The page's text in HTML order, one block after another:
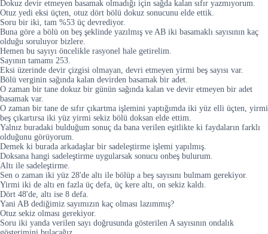
Dokuz devir etmeyen basamak olmadığı için sağda kalan sıfır yazmıyorum.
Otuz yedi eksi üçten, otuz dört bölü dokuz sonucunu elde ettik.
Soru bir iki, tam %53 üç devrediyor.
Buna göre a bölü on beş şeklinde yazılmış ve AB iki basamaklı sayısının kaç
olduğu soruluyor bizlere.
Hemen bu sayıyı öncelikle rasyonel hale getirelim.
Sayının tamamı 253.
Eksi üzerinde devir çizgisi olmayan, devri etmeyen yirmi beş sayısı var.
Bölü verginin sağında kalan devirden basamak bir adet.
O zaman bir tane dokuz bir günün sağında kalan ve devir etmeyen bir adet
basamak var.
O zaman bir tane de sıfır çıkartma işlemini yaptığımda iki yüz elli üçten, yirmi
beş çıkartırsa iki yüz yirmi sekiz bölü doksan elde ettim.
Yalnız buradaki bulduğum sonuç da bana verilen eşitlikte ki faydaların farklı
olduğunu görüyorum.
Demek ki burada arkadaşlar bir sadeleştirme işlemi yapılmış.
Doksana hangi sadeleştirme uygularsak sonucu onbeş bulurum.
Altı ile sadeleştirme.
Sen o zaman iki yüz 28'de altı ile bölüp a beş sayısını bulmam gerekiyor.
Yirmi iki de altı en fazla üç defa, üç kere altı, on sekiz kaldı.
Dört 48'de, altı ise 8 defa.
Yani AB dediğimiz sayımızın kaç olması lazımmış?
Otuz sekiz olması gerekiyor.
Soru iki yanda verilen sayı doğrusunda gösterilen A sayısının ondalık